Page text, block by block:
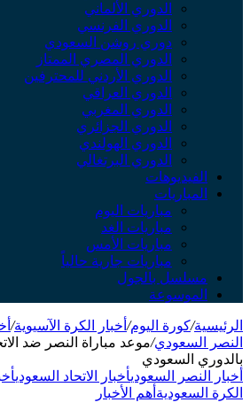
الدوري الألماني
الدوري الفرنسي
دوري روشن السعودي
الدوري المصري الممتاز
الدوري الأردني للمحترفين
الدوري العراقي
الدوري المغربي
الدوري الجزائري
الدوري الهولندي
الدوري البرتغالي
الفيديوهات
المباريات
مباريات اليوم
مباريات الغد
مباريات الأمس
مباريات جارية حالياً
مسلسل بالجول
الموسوعة
الرئيسية/كورة اليوم/ أخبار الكرة الآسيوية/
النصر السعودي/
بالدوري السعودي
أخبار النصر السعوديأخبار الاتحاد السعودي
الكرة السعودية أهم الأخبار